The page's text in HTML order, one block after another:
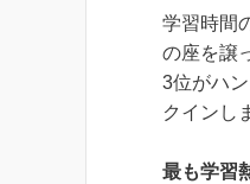
学習時間
の座を譲
3位がハ
クインし
最も学習